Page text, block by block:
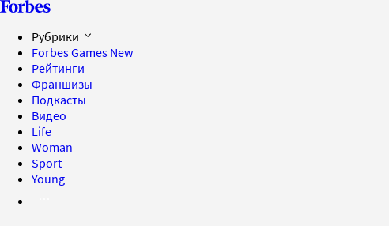
Рубрики
Forbes Games New
Рейтинги
Франшизы
Подкасты
Видео
Life
Woman
Sport
Young